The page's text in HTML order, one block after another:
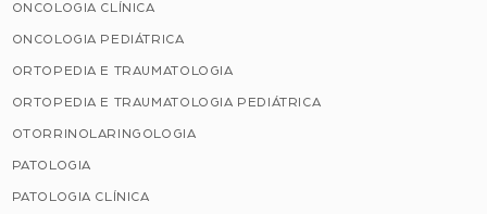
ONCOLOGIA CLÍNICA
ONCOLOGIA PEDIÁTRICA
ORTOPEDIA E TRAUMATOLOGIA
ORTOPEDIA E TRAUMATOLOGIA PEDIÁTRICA
OTORRINOLARINGOLOGIA
PATOLOGIA
PATOLOGIA CLÍNICA